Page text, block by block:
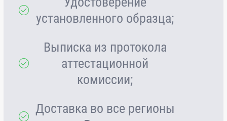
установленного образца;
Выписка из протокола
аттестационной
комиссии;
Доставка во все регионы